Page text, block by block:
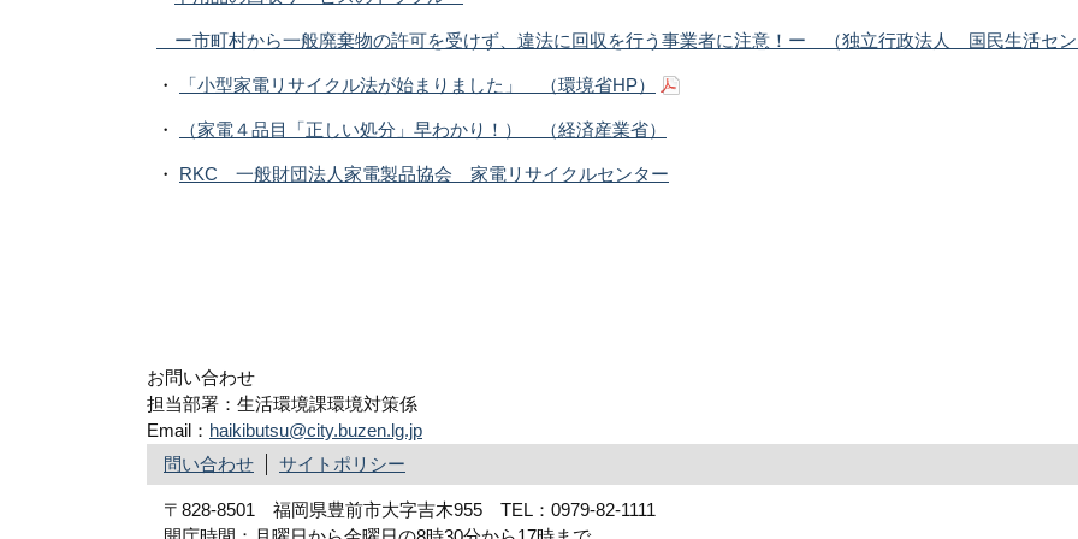
ー市町村から一般廃棄物の許可を受けず、違法に回収を行う事業者に注意！ー （独立行政法人 国民生活セ
・ 「小型家電リサイクル法が始まりました」 （環境省HP）
・ （家電４品目「正しい処分」早わかり！） （経済産業省）
・ RKC 一般財団法人家電製品協会 家電リサイクルセンター
お問い合わせ
担当部署：生活環境課環境対策係
Email： haikibutsu@city.buzen.lg.jp
問い合わせ
サイトポリシー
〒828-8501 福岡県豊前市大字吉木955 TEL：0979-82-1111